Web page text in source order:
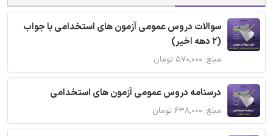
سوالات دروس عمومی آزمون های استخدامی با جواب
(2 دهه اخیر)
مبلغ: ۵۷۰,۰۰۰ تومان
درسنامه دروس عمومی آزمون های استخدامی
مبلغ: ۶۳۸,۰۰۰ تومان